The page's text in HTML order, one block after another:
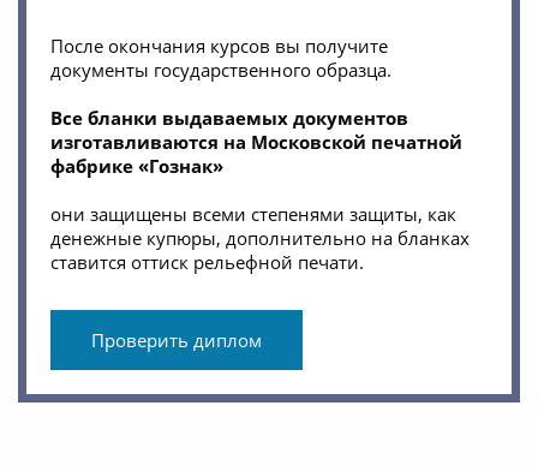
После окончания курсов вы получите
документы государственного образца.
Все бланки выдаваемых документов
изготавливаются на Московской печатной
фабрике «Гознак»
они защищены всеми степенями защиты, как
денежные купюры, дополнительно на бланках
ставится оттиск рельефной печати.
Проверить диплом